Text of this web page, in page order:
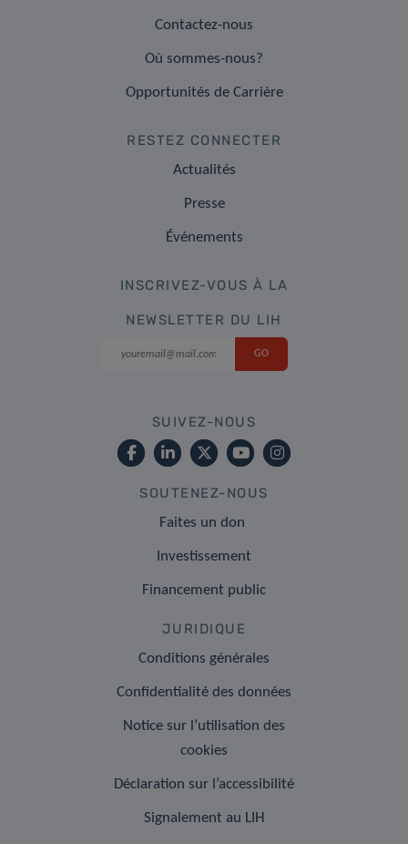
Contactez-nous
Où sommes-nous?
Opportunités de Carrière
RESTEZ CONNECTER
Actualités
Presse
Événements
INSCRIVEZ-VOUS À LA
NEWSLETTER DU LIH
SUIVEZ-NOUS
SOUTENEZ-NOUS
Faites un don
Investissement
Financement public
JURIDIQUE
Conditions générales
Confidentialité des données
Notice sur l’utilisation des
cookies
Déclaration sur l’accessibilité
Signalement au LIH